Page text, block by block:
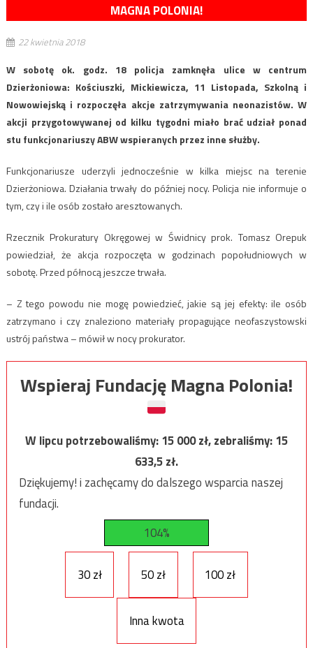
MAGNA POLONIA!
22 kwietnia 2018
W sobotę ok. godz. 18 policja zamknęła ulice w centrum
Dzierżoniowa: Kościuszki, Mickiewicza, 11 Listopada, Szkolną i
Nowowiejską i rozpoczęła akcje zatrzymywania neonazistów. W
akcji przygotowywanej od kilku tygodni miało brać udział ponad
stu funkcjonariuszy ABW wspieranych przez inne służby.
Funkcjonariusze uderzyli jednocześnie w kilka miejsc na terenie
Dzierżoniowa. Działania trwały do później nocy. Policja nie informuje o
tym, czy i ile osób zostało aresztowanych.
Rzecznik Prokuratury Okręgowej w Świdnicy prok. Tomasz Orepuk
powiedział, że akcja rozpoczęta w godzinach popołudniowych w
sobotę. Przed północą jeszcze trwała.
– Z tego powodu nie mogę powiedzieć, jakie są jej efekty: ile osób
zatrzymano i czy znaleziono materiały propagujące neofaszystowski
ustrój państwa – mówił w nocy prokurator.
Wspieraj Fundację Magna Polonia!
W lipcu potrzebowaliśmy:15 000zł, zebraliśmy:15
633,5zł.
Dziękujemy! i zachęcamy do dalszego wsparcia naszej
fundacji.
104%
30 zł 50 zł 100 zł
Inna kwota